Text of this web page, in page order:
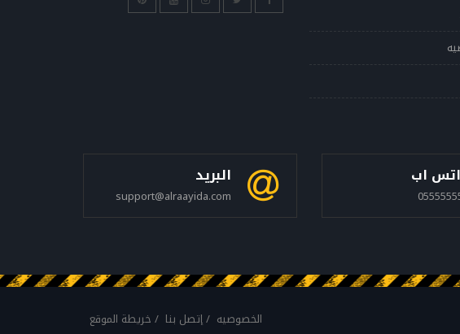
اب البريد
support@alraayida.com
الخصوصيه إتصل بنا خريطة الموقع